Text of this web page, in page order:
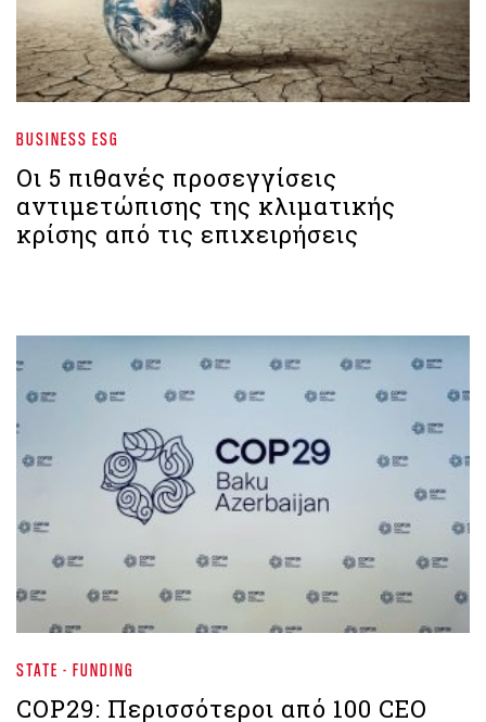
BUSINESS ESG
Οι 5 πιθανές προσεγγίσεις
αντιμετώπισης της κλιματικής
κρίσης από τις επιχειρήσεις
STATE - FUNDING
COP29: Περισσότεροι από 100 CEO